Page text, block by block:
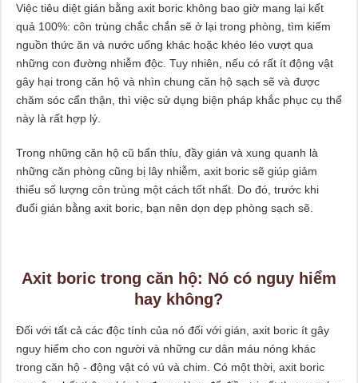
Việc tiêu diệt gián bằng axit boric không bao giờ mang lại kết
quả 100%: côn trùng chắc chắn sẽ ở lại trong phòng, tìm kiếm
nguồn thức ăn và nước uống khác hoặc khéo léo vượt qua
những con đường nhiễm độc. Tuy nhiên, nếu có rất ít động vật
gây hại trong căn hộ và nhìn chung căn hộ sạch sẽ và được
chăm sóc cẩn thận, thì việc sử dụng biện pháp khắc phục cụ thể
này là rất hợp lý.
Trong những căn hộ cũ bẩn thỉu, đầy gián và xung quanh là
những căn phòng cũng bị lây nhiễm, axit boric sẽ giúp giảm
thiểu số lượng côn trùng một cách tốt nhất. Do đó, trước khi
đuổi gián bằng axit boric, bạn nên dọn dẹp phòng sạch sẽ.
Axit boric trong căn hộ: Nó có nguy hiểm
hay không?
Đối với tất cả các độc tính của nó đối với gián, axit boric ít gây
nguy hiểm cho con người và những cư dân máu nóng khác
trong căn hộ - động vật có vú và chim. Có một thời, axit boric